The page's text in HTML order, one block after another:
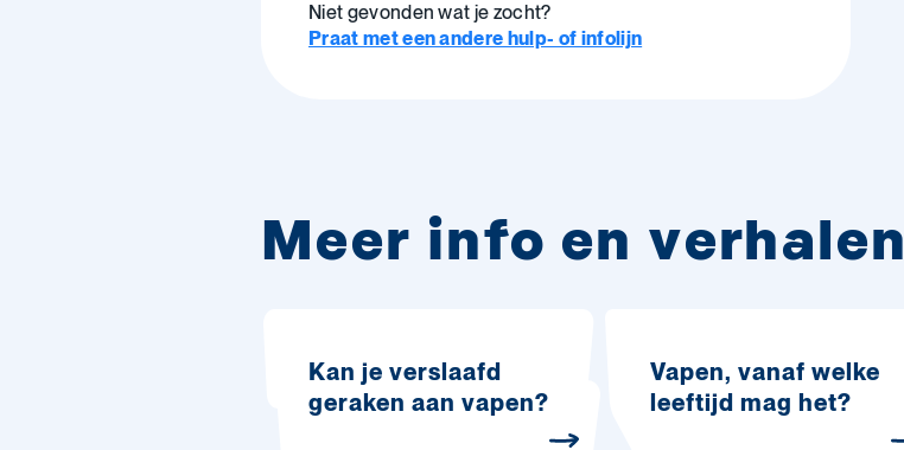
Niet gevonden wat je zocht?
Praat met een andere hulp- of infolijn
Meer info en verhalen
Kan je verslaafd
geraken aan vapen?
Vapen, vanaf welke
leeftijd mag het?